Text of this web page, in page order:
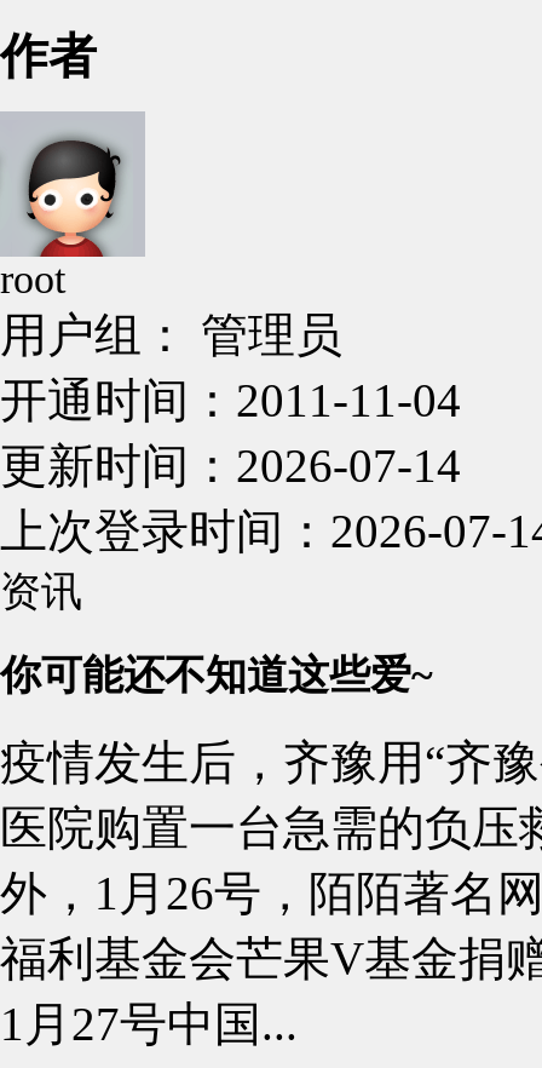
作者
root
用户组： 管理员
开通时间：2011-11-04
更新时间：2026-07-14
上次登录时间：2026-07-
资讯
你可能还不知道这些爱~
疫情发生后，齐豫用“齐
医院购置一台急需的负
外，1月26号，陌陌著名
福利基金会芒果V基金捐
1月27号中国...